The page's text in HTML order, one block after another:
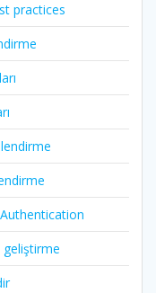
practices
geliştirme